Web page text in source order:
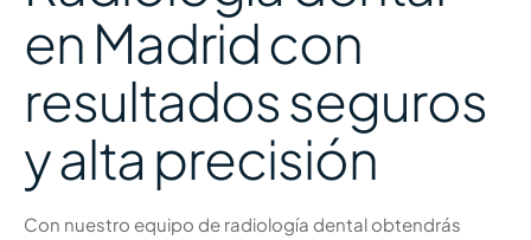
en Madrid con
resultados seguros
y alta precisión
Con nuestro equipo de radiología dental obtendrás